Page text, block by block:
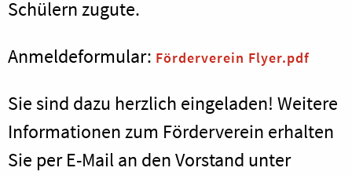
Schülern zugute.
Anmeldeformular: Förderverein Flyer.pdf
Sie sind dazu herzlich eingeladen! Weitere
Informationen zum Förderverein erhalten
Sie per E-Mail an den Vorstand unter